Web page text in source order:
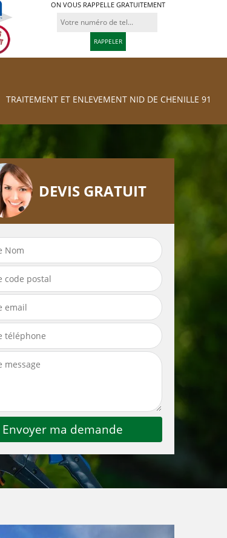
ON VOUS RAPPELLE GRATUITEMENT
TRAITEMENT ET ENLEVEMENT NID DE CHENILLE 91
Tonte et réfection
de pelouse 91
Traitement et
Enlevement nid
chenille 91
DEVIS GRATUIT